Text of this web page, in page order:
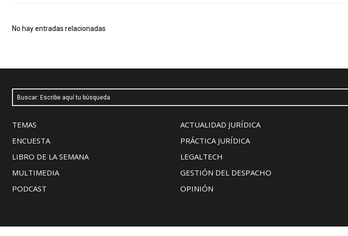
No hay entradas relacionadas
Buscar: Escribe aquí tu búsqueda
TEMAS
ENCUESTA
LIBRO DE LA SEMANA
MULTIMEDIA
PODCAST
ACTUALIDAD JURÍDICA
PRÁCTICA JURÍDICA
LEGALTECH
GESTIÓN DEL DESPACHO
OPINIÓN